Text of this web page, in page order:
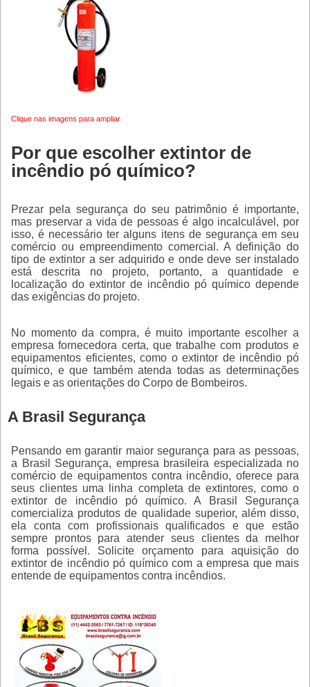
Clique nas imagens para ampliar
Por que escolher extintor de
incêndio pó químico?
Prezar pela segurança do seu patrimônio é importante,
mas preservar a vida de pessoas é algo incalculável, por
isso, é necessário ter alguns itens de segurança em seu
comércio ou empreendimento comercial. A definição do
tipo de extintor a ser adquirido e onde deve ser instalado
está descrita no projeto, portanto, a quantidade e
localização do extintor de incêndio pó químico depende
das exigências do projeto.
No momento da compra, é muito importante escolher a
empresa fornecedora certa, que trabalhe com produtos e
equipamentos eficientes, como oextintor de incêndio pó
químico, e que também atenda todas as determinações
legais e as orientações do Corpo de Bombeiros.
A Brasil Segurança
Pensando em garantir maior segurança para as pessoas,
a Brasil Segurança, empresa brasileira especializada no
comércio de equipamentos contra incêndio, oferece para
seus clientes uma linha completa de extintores, como o
extintor de incêndio pó químico. A Brasil Segurança
comercializa produtos de qualidade superior, além disso,
ela conta com profissionais qualificados e que estão
sempre prontos para atender seus clientes da melhor
forma possível. Solicite orçamento para aquisição do
extintor de incêndio pó químicocom a empresa que mais
entende de equipamentos contra incêndios.